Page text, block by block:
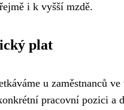
i k vyšší mzdě.
plat
u zaměstnanců
pracovní pozici a